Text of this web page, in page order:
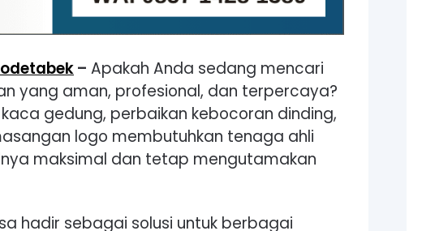
– Apakah Anda sedang mencari
yang aman, profesional, dan terpercaya?
gedung, perbaikan kebocoran dinding,
logo membutuhkan tenaga ahli
maksimal dan tetap mengutamakan
hadir sebagai solusi untuk berbagai